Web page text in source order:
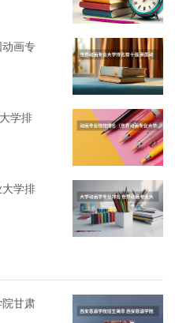
画专
学排
学排
甘肃